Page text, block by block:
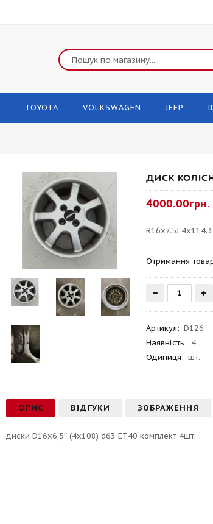
TOYOTA VOLKSWAGEN JEEP
ДИСК
4000.00грн.
R16x7.5J
Отримання
Артикул: D126
Наявність: 4
Одиниця: шт.
ОПИС ВІДГУКИ ЗОБРАЖЕННЯ
диски D16х6,5″ (4x108) d63 ET40 комплект 4шт.